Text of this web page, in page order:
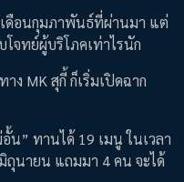
ดือนกุมภาพันธ์ที่ผ่านมา แต่
จทย์ผู้บริโภคเท่าไรนัก
ง MK สุกี้ ก็เริ่มเปิดฉาก
น” ทานได้ 19 เมนู ในเวลา
ถุนายน แถมมา 4 คน จะได้